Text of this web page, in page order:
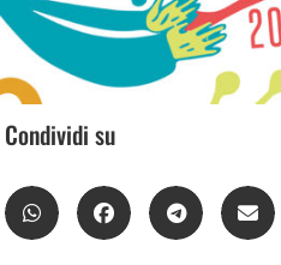
Condividi su